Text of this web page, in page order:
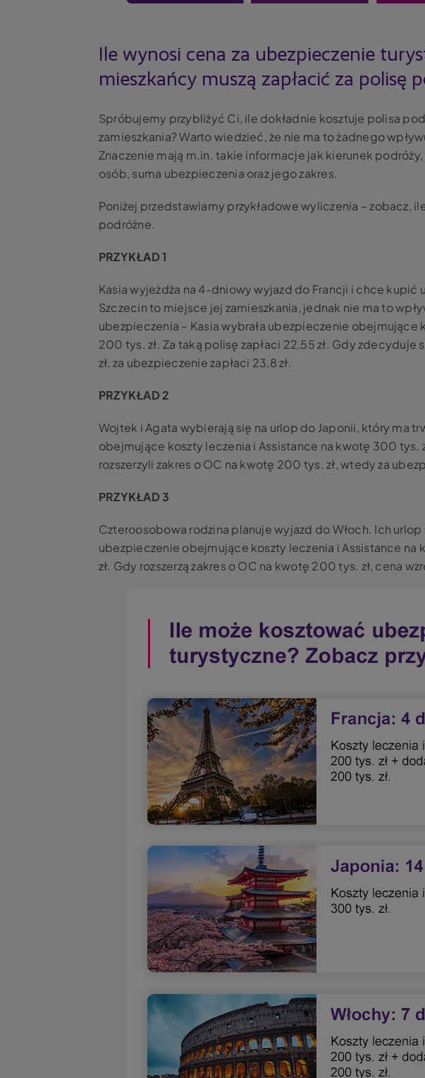
Ile wynosi cena za ubezpieczenie
mieszkańcy muszą zapłacić za polisę
Spróbujemy przybliżyć Ci, ile dokładnie kosztuje polisa
zamieszkania? Warto wiedzieć, że nie ma to żadnego
Znaczenie mają m.in. takie informacje jak kierunek
osób, suma ubezpieczenia oraz jego zakres.
Poniżej przedstawiamy przykładowe wyliczenia – zobacz,
podróżne.
PRZYKŁAD 1
Kasia wyjeżdża na 4-dniowy wyjazd do Francji i chce kupić
Szczecin to miejsce jej zamieszkania, jednak nie ma to
ubezpieczenia – Kasia wybrała ubezpieczenie obejmujące
200 tys. zł. Za taką polisę zapłaci 22,55 zł. Gdy
zł, za ubezpieczenie zapłaci 23,8 zł.
PRZYKŁAD 2
Wojtek i Agata wybierają się na urlop do Japonii, który ma
obejmujące koszty leczenia i Assistance na kwotę 300 tys.
rozszerzyli zakres o OC na kwotę 200 tys. zł, wtedy za
PRZYKŁAD 3
Czteroosobowa rodzina planuje wyjazd do Włoch. Ich
ubezpieczenie obejmujące koszty leczenia i Assistance na
zł. Gdy rozszerzą zakres o OC na kwotę 200 tys. zł, cena